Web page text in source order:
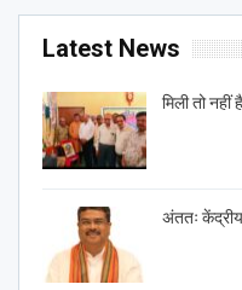
Latest News
मिली तो
अंततः केंद्रीय